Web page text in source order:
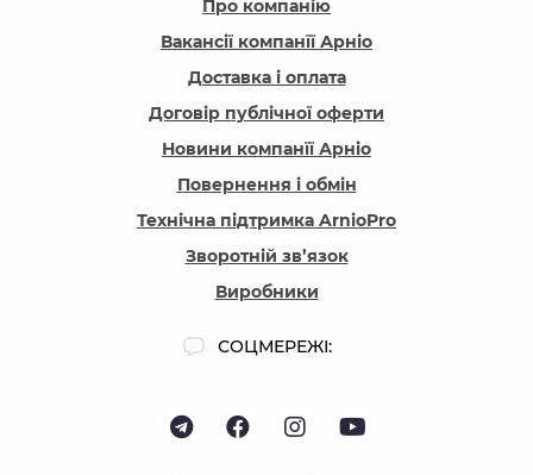
Про компанію
Вакансії компанїї Арніо
Доставка і оплата
Договір публічної оферти
Новини компанїї Арніо
Повернення і обмін
Технічна підтримка ArnioPro
Зворотній зв’язок
Виробники
СОЦМЕРЕЖІ: